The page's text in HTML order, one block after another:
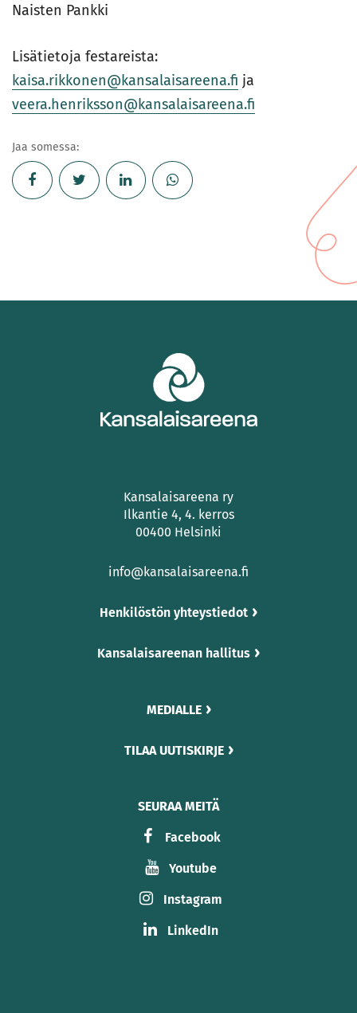
Naisten Pankki
Lisätietoja festareista:
kaisa.rikkonen@kansalaisareena.fi ja
veera.henriksson@kansalaisareena.fi
Jaa somessa:
Kansalaisareena ry
Ilkantie 4, 4. kerros
00400 Helsinki
info@kansalaisareena.fi
Henkilöstön yhteystiedot
Kansalaisareenan hallitus
MEDIALLE
TILAA UUTISKIRJE
SEURAA MEITÄ
Facebook
Youtube
Instagram
LinkedIn